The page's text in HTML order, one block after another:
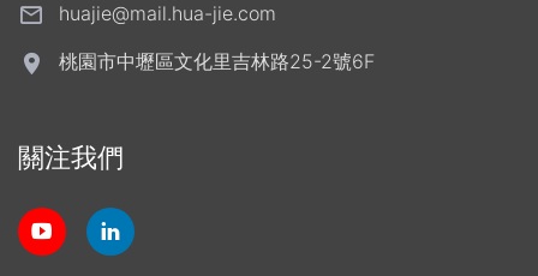
huajie@mail.hua-jie.com
桃園市中壢區文化里吉林路25-2號6F
關注我們